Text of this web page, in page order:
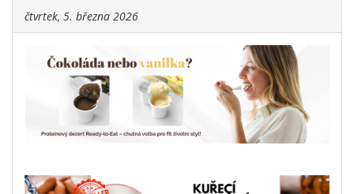
čtvrtek, 5. března 2026